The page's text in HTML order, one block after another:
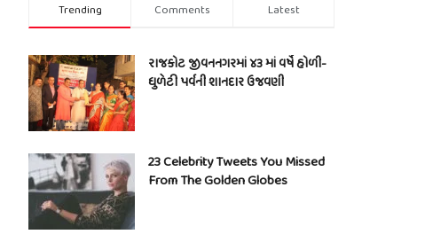
Trending Comments Latest
રાજકોટ જીવનનગરમાં ૪૩ માં વર્ષે હોળી-
ધુળેટી પર્વની શાનદાર ઉજવણી
23 Celebrity Tweets You Missed
From The Golden Globes